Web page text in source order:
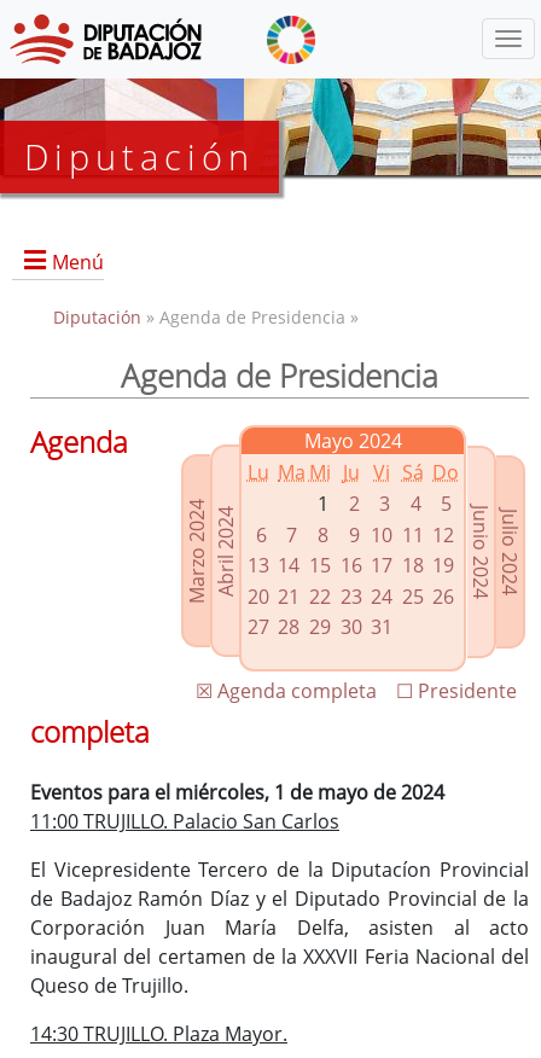
Diputación
Menú
Presidencia
Grupos Políticos
Enlaces relacionados
Agenda de Presidencia
Plenos provinciales y Juntas de gobierno
Oficina de Proyectos Europeos
Diputación » Agenda de Presidencia »
Agenda de Presidencia
Marzo 2024Abril 2024
Mayo 2024
Lu Ma Mi Ju Vi Sá Do
1
2 3 4
5
6
7 8 9 10 11 12
13 14 15 16 17 18 19
20 21 22 23 24 25 26
27 28 29 30 31
Julio 2024
Junio 2024
☐ Presidente
☒ Agenda completa
Agenda
completa
Eventos para el miércoles, 1 de mayo de 2024
11:00 TRUJILLO. Palacio San Carlos
El Vicepresidente Tercero de la Diputacíon Provincial
de Badajoz Ramón Díaz y el Diputado Provincial de la
Corporación Juan María Delfa, asisten al acto
inaugural del certamen de la XXXVII Feria Nacional del
Queso de Trujillo.
14:30 TRUJILLO. Plaza Mayor.